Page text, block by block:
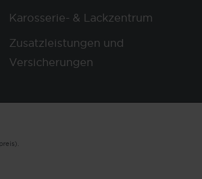
Karosserie- & Lackzentrum
Zusatzleistungen und
Versicherungen